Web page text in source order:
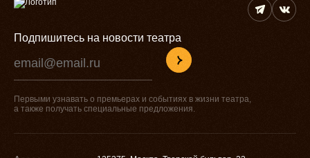
Подпишитесь на новости театра
Первыми узнавать о премьерах и событиях в жизни театра,
а также получать специальные предложения.